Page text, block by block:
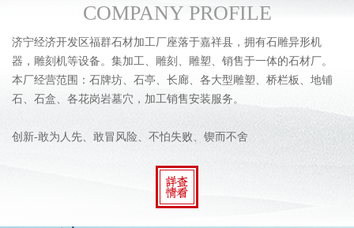
COMPANY PROFILE
济宁经济开发区福群石材加工厂座落于嘉祥县，拥有石雕异形机
器，雕刻机等设备。集加工、雕刻、雕塑、销售于一体的石材厂。
本厂经营范围：石牌坊、石亭、长廊、各大型雕塑、桥栏板、地铺
石、石盒、各花岗岩墓穴，加工销售安装服务。
创新-敢为人先、敢冒风险、不怕失败、锲而不舍